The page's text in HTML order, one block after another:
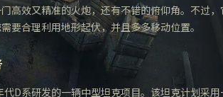
高效又精准的火炮，还有不错的俯仰角。不过
要合理利用地形起伏，并且多多移动位置。
代D系研发的一辆中型坦克项目。该坦克计划采